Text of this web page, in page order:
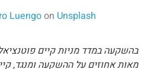
Luengoon Unsplash
בהשקעה במדד מניות קיים
מאות אחוזים על ההשקעה ומנגד,